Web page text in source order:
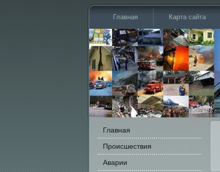
Главная Карта сайта
Главная
Происшестви­я
Аварии